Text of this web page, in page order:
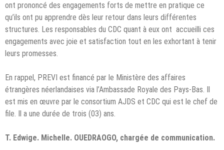
ont prononcé des engagements forts de mettre en pratique ce
qu’ils ont pu apprendre dès leur retour dans leurs différentes
structures. Les responsables du CDC quant à eux ont accueilli ces
engagements avec joie et satisfaction tout en les exhortant à tenir
leurs promesses.
En rappel, PREVI est financé par le Ministère des affaires
étrangères néerlandaises via l’Ambassade Royale des Pays-Bas. Il
est mis en œuvre par le consortium AJDS et CDC qui est le chef de
file. Il a une durée de trois (03) ans.
T. Edwige. Michelle. OUEDRAOGO, chargée de communication.